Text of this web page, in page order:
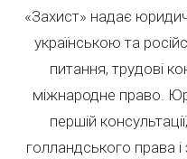
«Захист» надає
українською та
питання, трудові
міжнародне право.
першій
голландського права і